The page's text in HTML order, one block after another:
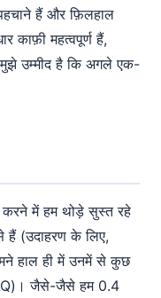
हैं और फ़िलहाल
काफ़ी महत्वपूर्ण हैं,
मुझे उम्मीद है कि अगले एक-
करने में हम थोड़े सुस्त रहे
(उदाहरण के लिए,
हाल ही में उनमें से कुछ
जैसे-जैसे हम 0.4